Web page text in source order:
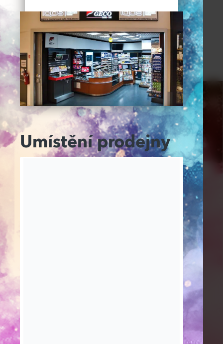
Umístění prodejny